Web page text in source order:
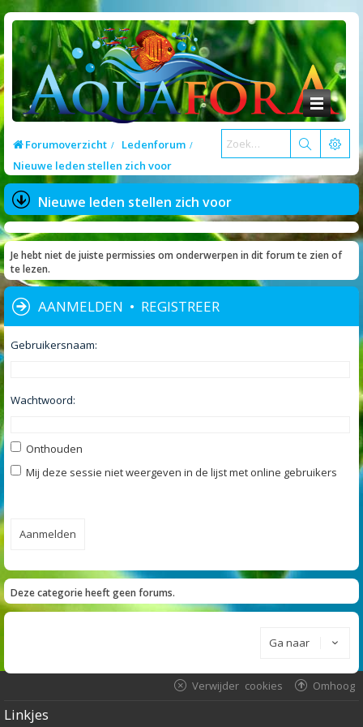
Forumoverzicht
Ledenforum
Nieuwe leden stellen zich voor
Nieuwe leden stellen zich voor
Je hebt niet de juiste permissies om onderwerpen in dit forum te zien of
te lezen.
AANMELDEN • REGISTREER
Gebruikersnaam:
Wachtwoord:
Onthouden
Mij deze sessie niet weergeven in de lijst met online gebruikers
Deze categorie heeft geen forums.
Ga naar
Omhoog
Verwijder cookies
Linkjes